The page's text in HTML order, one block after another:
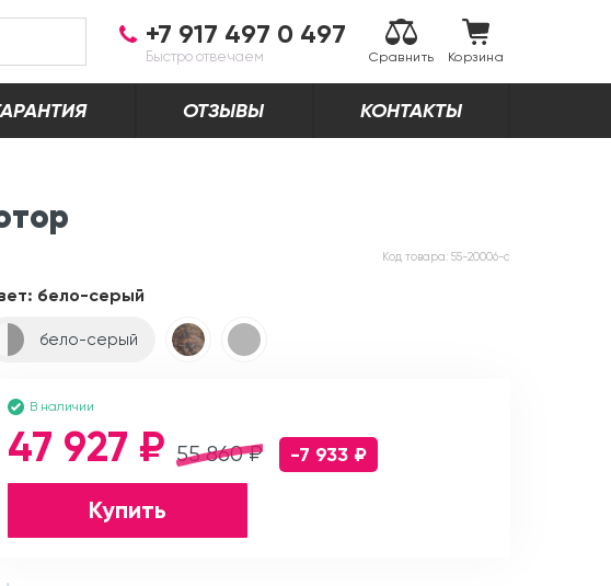
+7 917 497 0 497
Быстро отвечаем Сравнить Корзина
ОТЗЫВЫ КОНТАКТЫ
Код товара: 55-20006-c
бело-серый
бело-серый
В наличии
55 860 ₽
47 927 ₽ -7 933 ₽
Купить